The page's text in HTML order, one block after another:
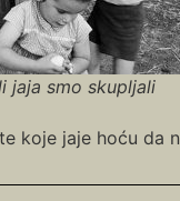
jaja smo skupljali
koje jaje hoću da